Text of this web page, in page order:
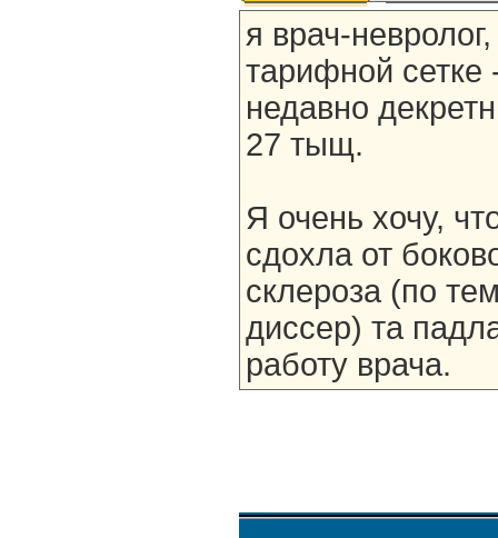
я врач-
тарифной сетке
недавно
27 тыщ.
Я очень хочу,
сдохла от
склероза (по
диссер) та
работу врача.